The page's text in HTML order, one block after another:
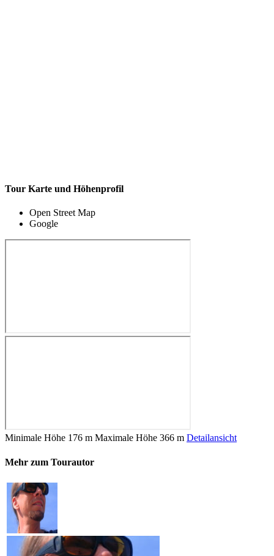
Tour Karte und Höhenprofil
Open Street Map
Google
Minimale Höhe 176 m Maximale Höhe 366 m Detailansicht
Mehr zum Tourautor